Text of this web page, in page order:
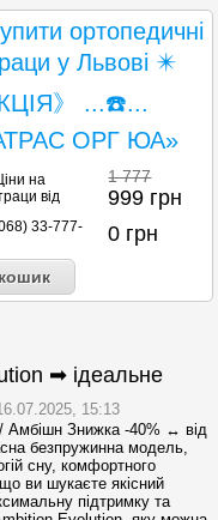
ортопедичні
у Львові ✴️
》 ...☎️...
ОРГ ЮА»
на
від
1 777
999 грн
33-777-
0 грн
➡ ідеальне
15:13
Амбішн Знижка -40% ↔ від
безпружинна модель,
сну, комфортного
ви шукаєте якісний
підтримку та